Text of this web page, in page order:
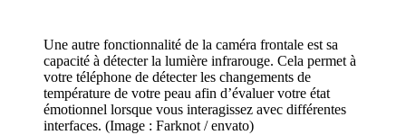
Une autre fonctionnalité de la caméra frontale est sa
capacité à détecter la lumière infrarouge. Cela permet à
votre téléphone de détecter les changements de
température de votre peau afin d’évaluer votre état
émotionnel lorsque vous interagissez avec différentes
interfaces. (Image : Farknot / envato)